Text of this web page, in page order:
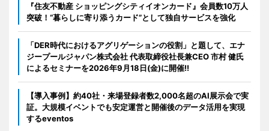
『住友不動産 ショッピングシティイオンカード』会員数10万人
突破！“暮らしに寄り添うカード”として独自サービスを強化
「DER時代におけるアグリゲーションの役割」と題して、エナ
ジープールジャパン株式会社 代表取締役社長兼CEO 市村 健氏
によるセミナーを2026年9月18日(金)に開催!!
【導入事例】約40社・来場登録者数2,000名超のAI展示会で実
証。大規模イベントでも安定運営と開催後のデータ活用を実現
するeventos